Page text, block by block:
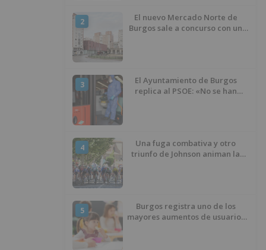
2
El nuevo Mercado Norte de
Burgos sale a concurso con un
3
El Ayuntamiento de Burgos
replica al PSOE: «No se han
4
Una fuga combativa y otro
triunfo de Johnson animan la
5
Burgos registra uno de los
mayores aumentos de usuarios